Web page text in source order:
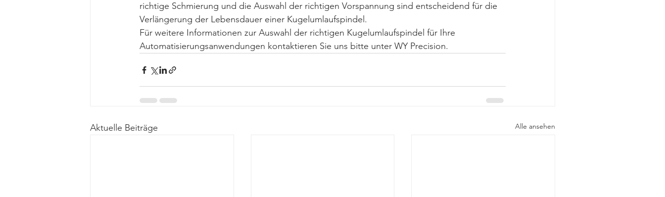
richtige Schmierung und die Auswahl der richtigen Vorspannung sind entscheidend für die
Verlängerung der Lebensdauer einer Kugelumlaufspindel.
Für weitere Informationen zur Auswahl der richtigen Kugelumlaufspindel für Ihre
Automatisierungsanwendungen kontaktieren Sie uns bitte unter WY Precision.
Aktuelle Beiträge Alle ansehen